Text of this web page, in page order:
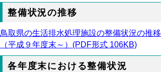
整備状況の推移
鳥取県の生活排水処理施設の整備状況の推移
（平成９年度末～）(PDF形式 106KB)
各年度末における整備状況